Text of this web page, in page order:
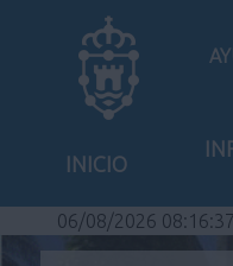
INICIO
06/08/2026 08:16:38